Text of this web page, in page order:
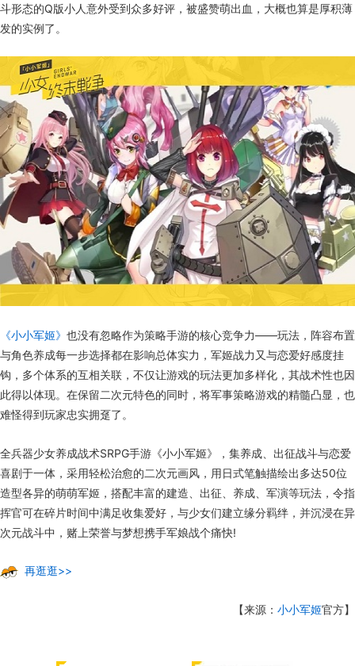
斗形态的Q版小人意外受到众多好评，被盛赞萌出血，大概也算是厚积薄
发的实例了。
《小小军姬》 也没有忽略作为策略手游的核心竞争力——玩法，阵容布置
与角色养成每一步选择都在影响总体实力，军姬战力又与恋爱好感度挂
钩，多个体系的互相关联，不仅让游戏的玩法更加多样化，其战术性也因
此得以体现。在保留二次元特色的同时，将军事策略游戏的精髓凸显，也
难怪得到玩家忠实拥趸了。
全兵器少女养成战术SRPG手游《小小军姬》，集养成、出征战斗与恋爱
喜剧于一体，采用轻松治愈的二次元画风，用日式笔触描绘出多达50位
造型各异的萌萌军姬，搭配丰富的建造、出征、养成、军演等玩法，令指
挥官可在碎片时间中满足收集爱好，与少女们建立缘分羁绊，并沉浸在异
次元战斗中，赌上荣誉与梦想携手军娘战个痛快!
再逛逛>>
【来源： 小小军姬官方】